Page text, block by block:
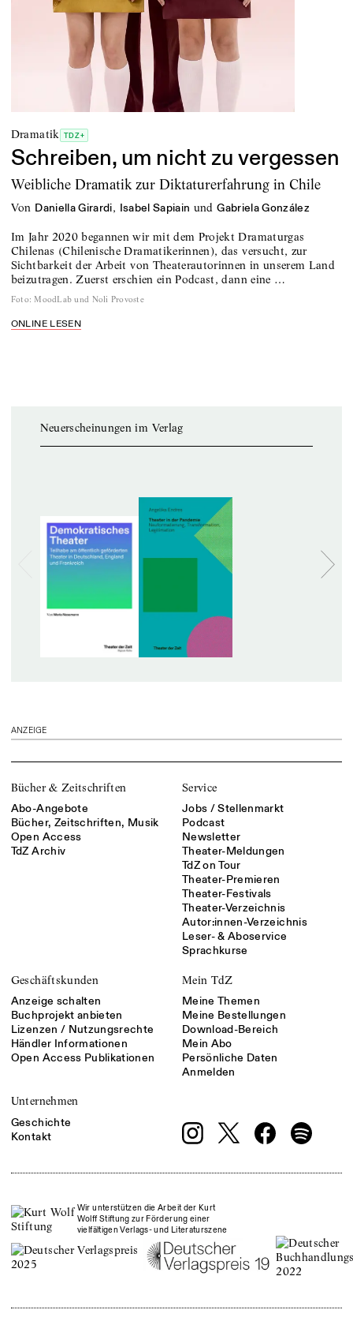
Dramatik TDZ+
Schreiben, um nicht zu vergessen
Weibliche Dramatik zur Diktaturerfahrung in Chile
von Daniella Girardi, Isabel Sapiain und Gabriela González
Im Jahr 2020 begannen wir mit dem Projekt Dramaturgas
Chilenas (Chilenische Dramatikerinnen), das versucht, zur
Sichtbarkeit der Arbeit von Theater­autorinnen in unserem Land
beizutragen. Zuerst erschien ein Podcast, dann eine …
Foto: MoodLab und Noli Provoste
ONLINE LESEN
Neuerscheinungen im Verlag
ANZEIGE
Bücher & Zeitschriften
Abo-Angebote
Bücher, Zeitschriften, Musik
Open Access
TdZ Archiv
Service
Jobs / Stellenmarkt
Podcast
Newsletter
Theater-Meldungen
TdZ on Tour
Theater-Premieren
Theater-Festivals
Theater-Verzeichnis
Autor:innen-Verzeichnis
Leser- & Aboservice
Sprachkurse
Geschäftskunden
Anzeige schalten
Buchprojekt anbieten
Lizenzen / Nutzungsrechte
Händler Informationen
Open Access Publikationen
Mein TdZ
Meine Themen
Meine Bestellungen
Download-Bereich
Mein Abo
Persönliche Daten
Anmelden
Unternehmen
Geschichte
Kontakt
Wir unterstützen die Arbeit der Kurt
Wolff Stiftung zur Förderung einer
vielfältigen Verlags- und Literaturszene